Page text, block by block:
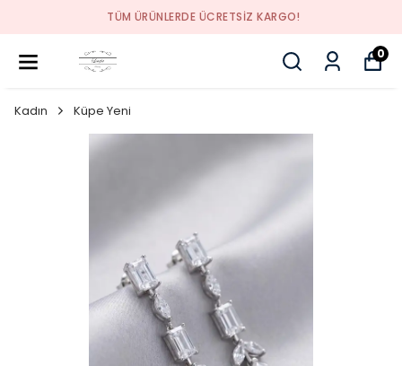
TÜM ÜRÜNLERDE ÜCRETSİZ KARGO!
0
Kadın Küpe Yeni